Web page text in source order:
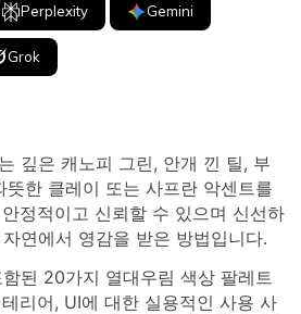
Perplexity Gemini
Grok
깊은 캐노피 그린, 안개 낀 틸, 부
뜻한 클레이 또는 사프란 악센트를
정적이고 신뢰할 수 있으며 신선하
연에서 영감을 받은 방법입니다.
된 20가지 열대우림 색상 팔레트
리어, UI에 대한 실용적인 사용 사